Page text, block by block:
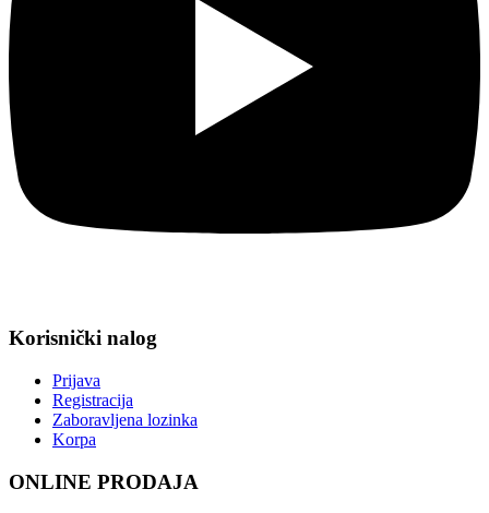
Korisnički nalog
Prijava
Registracija
Zaboravljena lozinka
Korpa
ONLINE PRODAJA